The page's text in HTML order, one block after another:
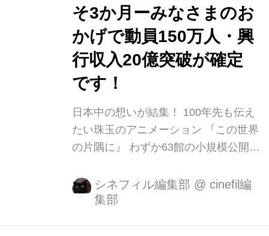
れた海外初プレミア上映に参加しまし
た。 会場には多くの日系企業も招待さ
れ、メキシコのメディアも詰めかける
盛況ぶり。 片渕須直監督、のんさん、
そしてスペイン語の吹き替えです...
そ3か月ーみなさまのお
かげで動員150万人・興
行収入20億突破が確定
です！
日本中の想いが結集！ 100年先も伝え
たい珠玉のアニメーション 『この世界
の片隅に』 わずか63館の小規模公開か
動員150万人・興行収入20億突破！
（2/11付） 動員ランキング8位！（興
シネフィル編集部 @ cinefil編
集部